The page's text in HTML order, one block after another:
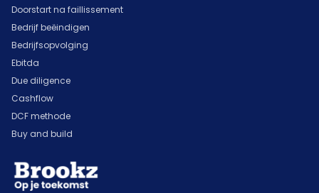
Doorstart na faillissement
Bedrijf beëindigen
Bedrijfsopvolging
Ebitda
Due diligence
Cashflow
DCF methode
Buy and build